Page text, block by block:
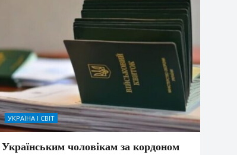
УКРАЇНА І СВІТ
Українським чоловікам за кордоном